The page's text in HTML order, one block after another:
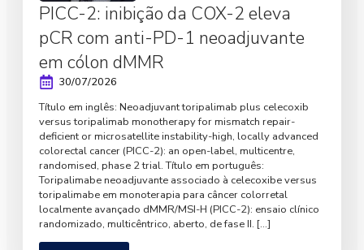
PICC-2: inibição da COX-2 eleva
pCR com anti-PD-1 neoadjuvante
em cólon dMMR
30/07/2026
Título em inglês: Neoadjuvant toripalimab plus celecoxib
versus toripalimab monotherapy for mismatch repair-
deficient or microsatellite instability-high, locally advanced
colorectal cancer (PICC-2): an open-label, multicentre,
randomised, phase 2 trial. Título em português:
Toripalimabe neoadjuvante associado à celecoxibe versus
toripalimabe em monoterapia para câncer colorretal
localmente avançado dMMR/MSI-H (PICC-2): ensaio clínico
randomizado, multicêntrico, aberto, de fase II. […]